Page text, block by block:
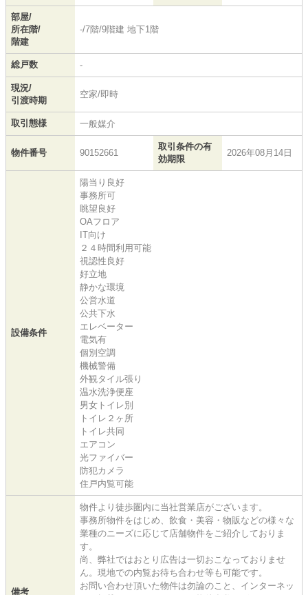
部屋/
所在階/
階建
-/7階/9階建 地下1階
総戸数 -
現況/
引渡時期
空家/即時
取引態様 一般媒介
物件番号 90152661
取引条件の有
効期限
2026年08月14日
設備条件
陽当り良好
事務所可
眺望良好
OAフロア
IT向け
２４時間利用可能
視認性良好
好立地
静かな環境
公営水道
公共下水
エレベーター
電気有
個別空調
機械警備
外観タイル張り
温水洗浄便座
男女トイレ別
トイレ２ヶ所
トイレ共同
エアコン
光ファイバー
防犯カメラ
住戸内覧可能
備考
物件より徒歩圏内に当社営業店がございます。
事務所物件をはじめ、飲食・美容・物販などの様々な
業種のニーズに応じて店舗物件をご紹介しておりま
す。
尚、弊社ではおとり広告は一切おこなっておりませ
ん。現地での内覧お待ち合わせ等も可能です。
お問い合わせ頂いた物件は勿論のこと、インターネッ